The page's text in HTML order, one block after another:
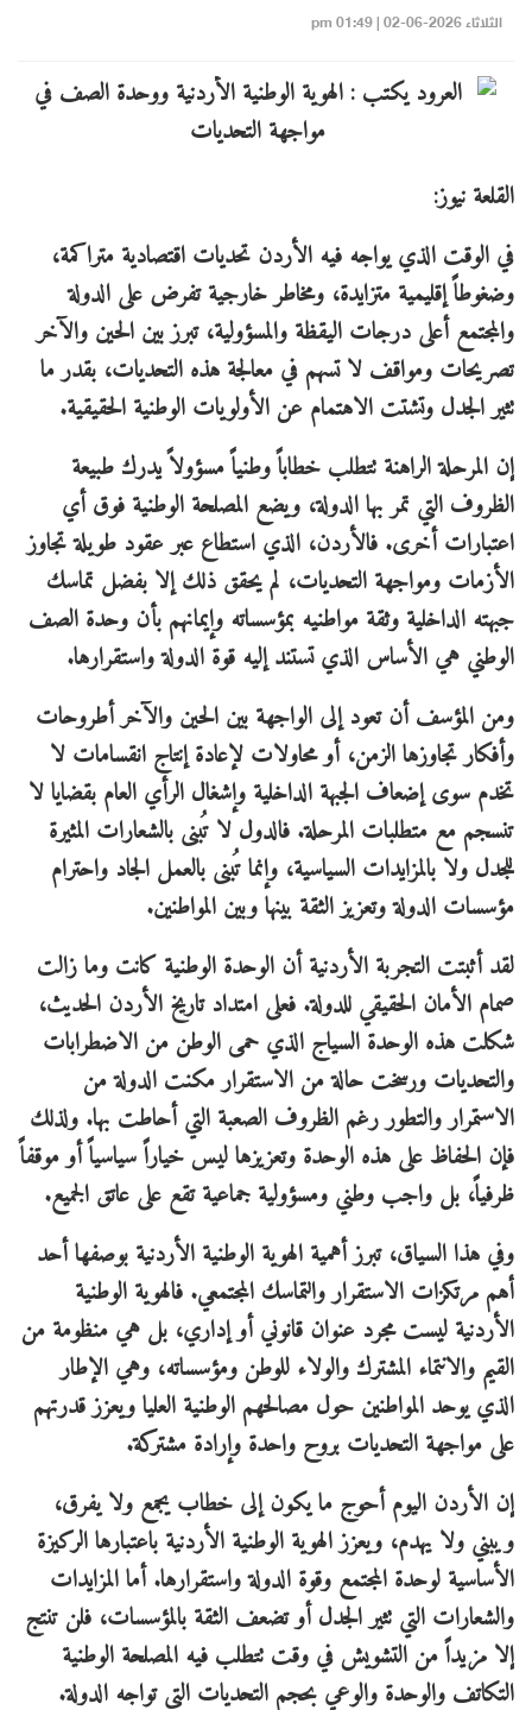
الثلاثاء 2026-06-02 | 01:49 pm
القلعة نيوز:
في الوقت الذي يواجه فيه الأردن تحديات اقتصادية متراكمة،
وضغوطاً إقليمية متزايدة، ومخاطر خارجية تفرض على الدولة
والمجتمع أعلى درجات اليقظة والمسؤولية، تبرز بين الحين والآخر
تصريحات ومواقف لا تسهم في معالجة هذه التحديات، بقدر ما
تثير الجدل وتشتت الاهتمام عن الأولويات الوطنية الحقيقية.
إن المرحلة الراهنة تتطلب خطاباً وطنياً مسؤولاً يدرك طبيعة
الظروف التي تمر بها الدولة، ويضع المصلحة الوطنية فوق أي
اعتبارات أخرى. فالأردن، الذي استطاع عبر عقود طويلة تجاوز
الأزمات ومواجهة التحديات، لم يحقق ذلك إلا بفضل تماسك
جبهته الداخلية وثقة مواطنيه بمؤسساته وإيمانهم بأن وحدة الصف
الوطني هي الأساس الذي تستند إليه قوة الدولة واستقرارها.
ومن المؤسف أن تعود إلى الواجهة بين الحين والآخر أطروحات
وأفكار تجاوزها الزمن، أو محاولات لإعادة إنتاج انقسامات لا
تخدم سوى إضعاف الجبهة الداخلية وإشغال الرأي العام بقضايا لا
تنسجم مع متطلبات المرحلة. فالدول لا تُبنى بالشعارات المثيرة
للجدل ولا بالمزايدات السياسية، وإنما تُبنى بالعمل الجاد واحترام
مؤسسات الدولة وتعزيز الثقة بينها وبين المواطنين.
لقد أثبتت التجربة الأردنية أن الوحدة الوطنية كانت وما زالت
صمام الأمان الحقيقي للدولة. فعلى امتداد تاريخ الأردن الحديث،
شكلت هذه الوحدة السياج الذي حمى الوطن من الاضطرابات
والتحديات ورسخت حالة من الاستقرار مكنت الدولة من
الاستمرار والتطور رغم الظروف الصعبة التي أحاطت بها. ولذلك
فإن الحفاظ على هذه الوحدة وتعزيزها ليس خياراً سياسياً أو موقفاً
ظرفياً، بل واجب وطني ومسؤولية جماعية تقع على عاتق الجميع.
وفي هذا السياق، تبرز أهمية الهوية الوطنية الأردنية بوصفها أحد
أهم مرتكزات الاستقرار والتماسك المجتمعي. فالهوية الوطنية
الأردنية ليست مجرد عنوان قانوني أو إداري، بل هي منظومة من
القيم والانتماء المشترك والولاء للوطن ومؤسساته، وهي الإطار
الذي يوحد المواطنين حول مصالحهم الوطنية العليا ويعزز قدرتهم
على مواجهة التحديات بروح واحدة وإرادة مشتركة.
إن الأردن اليوم أحوج ما يكون إلى خطاب يجمع ولا يفرق،
ويبني ولا يهدم، ويعزز الهوية الوطنية الأردنية باعتبارها الركيزة
الأساسية لوحدة المجتمع وقوة الدولة واستقرارها. أما المزايدات
والشعارات التي تثير الجدل أو تضعف الثقة بالمؤسسات، فلن تنتج
إلا مزيداً من التشويش في وقت تتطلب فيه المصلحة الوطنية
التكاتف والوحدة والوعي بحجم التحديات التي تواجه الدولة.